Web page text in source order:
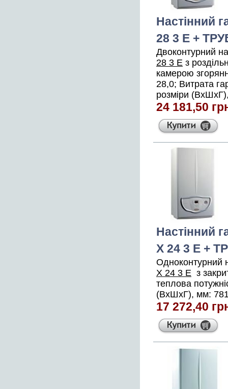
Настінний
28 3 E +
Двоконтурний
28 3 E з
камерою
28,0; Витрата
розміри
24 181,50
Настінний
X 24 3 E +
Одноконтурний
X 24 3 E з
теплова
(ВхШхГ), мм:
17 272,40